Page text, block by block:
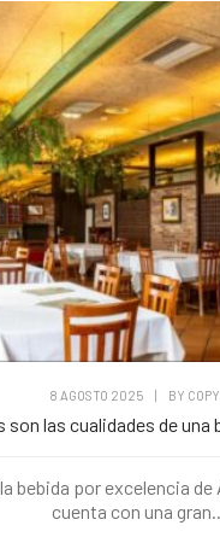
8 AGOSTO 2025 | BY
son las cualidades de una
bebida por excelencia
cuenta con una